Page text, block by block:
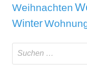
Weihnachten
Winter